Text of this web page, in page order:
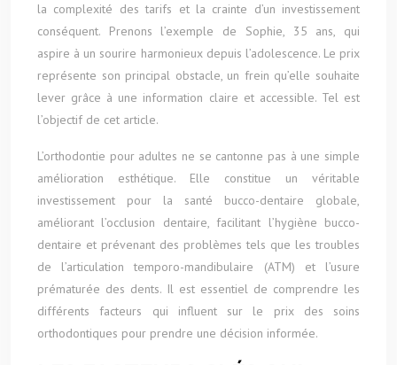
la complexité des tarifs et la crainte d’un investissement
conséquent. Prenons l’exemple de Sophie, 35 ans, qui
aspire à un sourire harmonieux depuis l’adolescence. Le prix
représente son principal obstacle, un frein qu’elle souhaite
lever grâce à une information claire et accessible. Tel est
l’objectif de cet article.
L’orthodontie pour adultes ne se cantonne pas à une simple
amélioration esthétique. Elle constitue un véritable
investissement pour la santé bucco-dentaire globale,
améliorant l’occlusion dentaire, facilitant l’hygiène bucco-
dentaire et prévenant des problèmes tels que les troubles
de l’articulation temporo-mandibulaire (ATM) et l’usure
prématurée des dents. Il est essentiel de comprendre les
différents facteurs qui influent sur le prix des soins
orthodontiques pour prendre une décision informée.